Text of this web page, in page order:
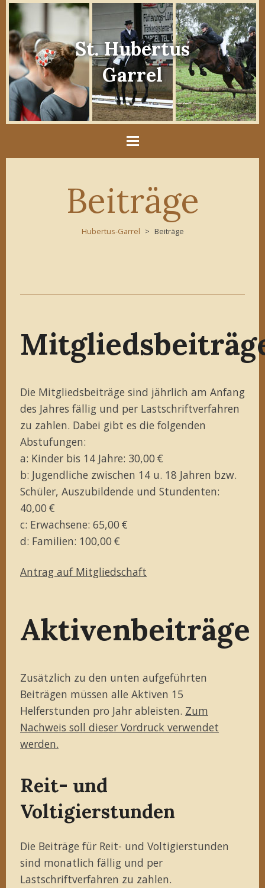
St. Hubertus
Garrel
Beiträge
Hubertus-Garrel Beiträge
Die Mitgliedsbeiträge sind jährlich am Anfang
des Jahres fällig und per Lastschriftverfahren
zu zahlen. Dabei gibt es die folgenden
Abstufungen:
a: Kinder bis 14 Jahre: 30,00 €
b: Jugendliche zwischen 14 u. 18 Jahren bzw.
Schüler, Auszubildende und Stundenten:
40,00 €
c: Erwachsene: 65,00 €
d: Familien: 100,00 €
Antrag auf Mitgliedschaft
Aktivenbeiträge
Zusätzlich zu den unten aufgeführten
Beiträgen müssen alle Aktiven 15
Helferstunden pro Jahr ableisten. Zum
Nachweis soll dieser Vordruck verwendet
werden.
Reit- und
Voltigierstunden
Die Beiträge für Reit- und Voltigierstunden
sind monatlich fällig und per
Lastschriftverfahren zu zahlen.